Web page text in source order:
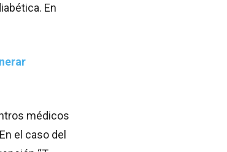
En
médicos
el caso del